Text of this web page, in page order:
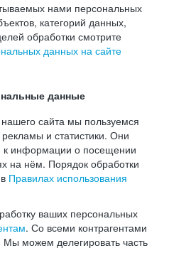
нами персональных
категорий данных,
обработки смотрите
данных на сайте
данные
сайта мы пользуемся
и статистики. Они
к информации о посещении
на нём. Порядок обработки
Правилах использования
ваших персональных
. Со всеми контрагентами
можем делегировать часть